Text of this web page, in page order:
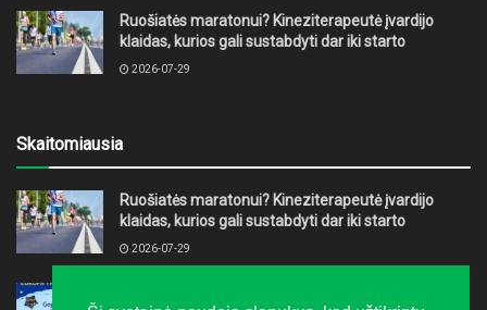
Ruošiatės maratonui? Kineziterapeutė įvardijo
klaidas, kurios gali sustabdyti dar iki starto
2026-07-29
Skaitomiausia
Ruošiatės maratonui? Kineziterapeutė įvardijo
klaidas, kurios gali sustabdyti dar iki starto
2026-07-29